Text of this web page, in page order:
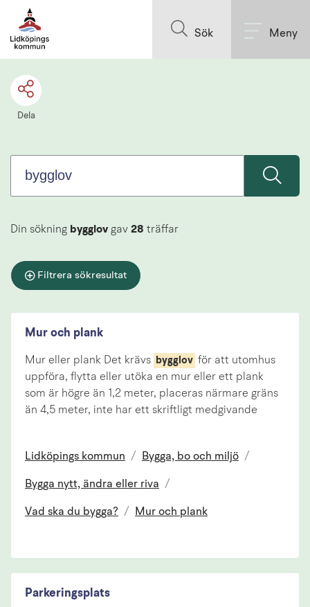
Sök Meny
Dela
Sökförslagen
presenteras
sökrutan
Din sökning bygglov gav 28 träffar
Filtrera sökresultat
Mur och plank
Mur eller plank Det krävs bygglov för att utomhus
uppföra, flytta eller utöka en mur eller ett plank
som är högre än 1,2 meter, placeras närmare gräns
än 4,5 meter, inte har ett skriftligt medgivande
Lidköpings kommun / Bygga, bo och miljö /
Bygga nytt, ändra eller riva /
Vad ska du bygga? / Mur och plank
Parkeringsplats